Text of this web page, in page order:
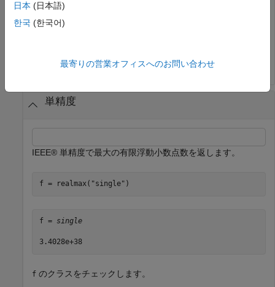
f =
単精度
IEEE® 単精度で最大の有限浮動小数点数を返します。
f = realmax( "single" )
f = single
3.4028e+38
f のクラスをチェックします。
日本 (日本語)
한국 (한국어)
最寄りの営業オフィスへのお問い合わせ